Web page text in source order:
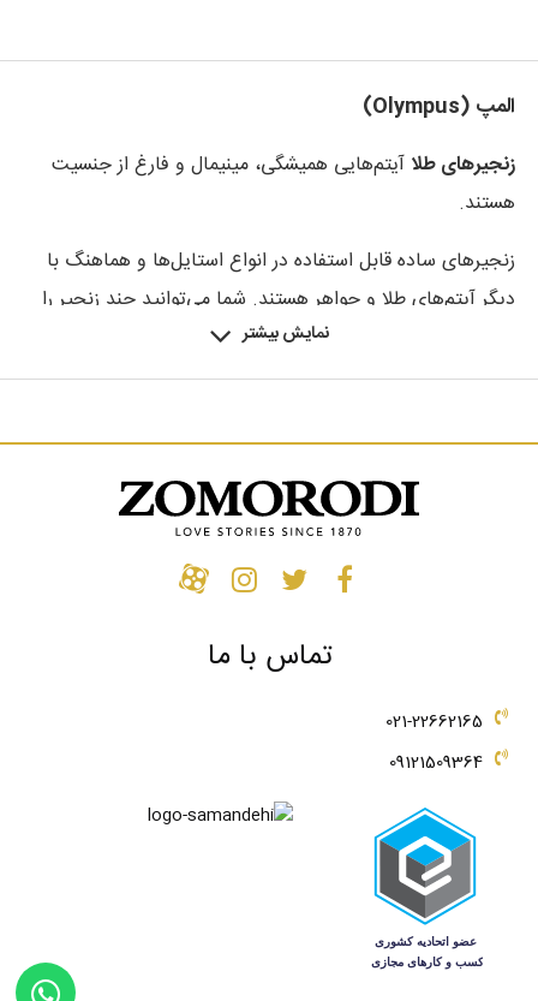
المپ (Olympus)
زنجیرهای طلا آیتم‌هایی همیشگی، مینیمال و فارغ از جنسیت
هستند.
زنجیرهای ساده قابل استفاده در انواع استایل‌ها و هماهنگ با
دیگر آیتم‌های طلا و جواهر هستند. شما می‌توانید چند زنجیر را
به صورت همزمان، با یا بدون آویز و یا به صورت تک استفاده
کنید.
زمردیهمواره می‌کوشد تا به روزترین و محبوب‌ترین ترندها در
دنیای طلا و جواهر را به شما پیشکش کند.
با طراحی خلاقانه و ماهرانه زنجیرهای طلای خود، امکان
مد را برای شما فراهم کرده است.
نمایش بیشتر
تماس با ما
021-22662165
09121509364